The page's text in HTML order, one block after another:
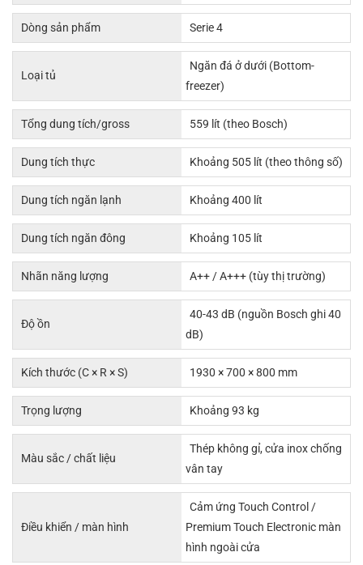
Dòng sản phẩm Serie 4
Loại tủ
Ngăn đá ở dưới (Bottom-
freezer)
Tổng dung tích/gross 559 lít (theo Bosch)
Dung tích thực Khoảng 505 lít (theo thông số)
Dung tích ngăn lạnh Khoảng 400 lít
Dung tích ngăn đông Khoảng 105 lít
Nhãn năng lượng A++ / A+++ (tùy thị trường)
Độ ồn
40-43 dB (nguồn Bosch ghi 40
dB)
Kích thước (C × R × S) 1930 × 700 × 800 mm
Trọng lượng Khoảng 93 kg
Màu sắc / chất liệu
Thép không gỉ, cửa inox chống
vân tay
Điều khiển / màn hình
Cảm ứng Touch Control /
Premium Touch Electronic màn
hình ngoài cửa